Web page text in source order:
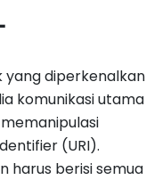
diperkenalkan
komunikasi utama
(URI).
harus berisi semua